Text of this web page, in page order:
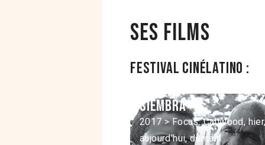
Ses films
Festival Cinélatino :
Siembra
2017 > Focus: Caliwood,
aujourd'hui, demain